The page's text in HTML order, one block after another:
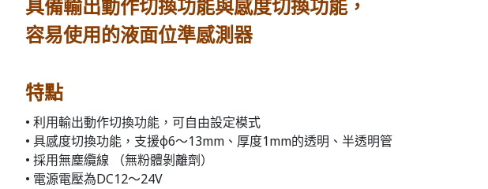
具備輸出動作切換功能與感度切換功能，
容易使用的液面位準感測器
特點
• 利用輸出動作切換功能，可自由設定模式
• 具感度切換功能，支援φ6～13mm、厚度1mm的透明、半透明管
• 採用無塵纜線 （無粉體剝離劑）
• 電源電壓為DC12～24V